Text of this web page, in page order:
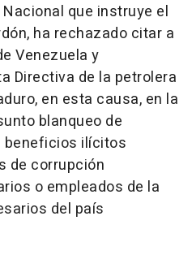
que instruye el
ha rechazado citar a
Venezuela y
Directiva de la petrolera
en esta causa, en la
blanqueo de
beneficios ilícitos
de corrupción
o empleados de la
del país